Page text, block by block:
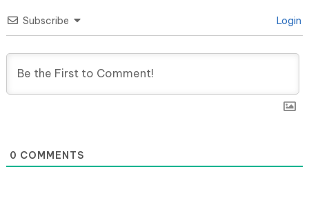
Subscribe Login
0 COMMENTS